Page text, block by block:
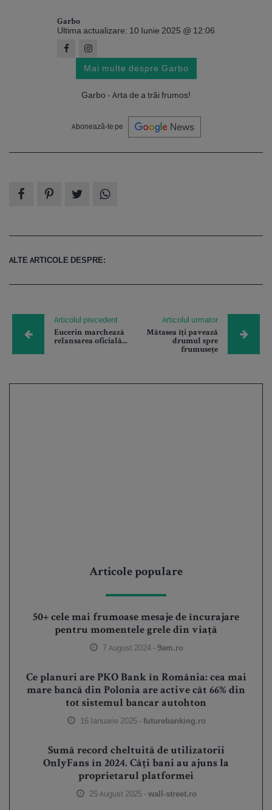
Garbo
Ultima actualizare: 10 Iunie 2025 @ 12:06
Mai multe despre Garbo
Garbo - Arta de a trăi frumos!
Abonează-te pe
ALTE ARTICOLE DESPRE:
Articolul precedent
Eucerin marchează
relansarea oficială...
Articolul urmator
Mătasea îți pavează
drumul spre
frumusețe
Articole populare
50+ cele mai frumoase mesaje de încurajare
pentru momentele grele din viață
7 August 2024 -9am.ro
Ce planuri are PKO Bank în România: cea mai
mare bancă din Polonia are active cât 66% din
tot sistemul bancar autohton
16 Ianuarie 2025 -futurebanking.ro
Sumă record cheltuită de utilizatorii
OnlyFans în 2024. Câți bani au ajuns la
proprietarul platformei
25 August 2025 -wall-street.ro